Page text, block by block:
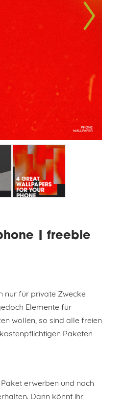
| freebie
nur für private Zwecke
Elemente für
wollen, so sind alle freien
Paketen
erwerben und noch
Dann könnt ihr